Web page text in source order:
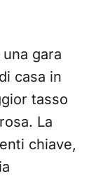
gara
casa in
tasso
La
chiave,